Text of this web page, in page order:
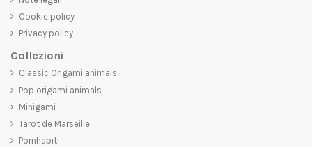
Cookie policy
Privacy policy
Collezioni
Classic Origami animals
Pop origami animals
Minigami
Tarot de Marseille
Pornhabiti